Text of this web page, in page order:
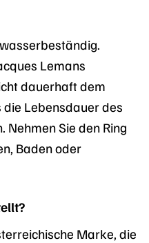
Lemans
dauerhaft dem
Lebensdauer des
Nehmen Sie den Ring
Baden oder
Marke, die